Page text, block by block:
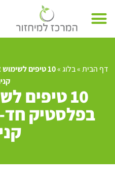
דף הבית»בלוג»
10 טיפים
10 טיפים
בפלסטיק